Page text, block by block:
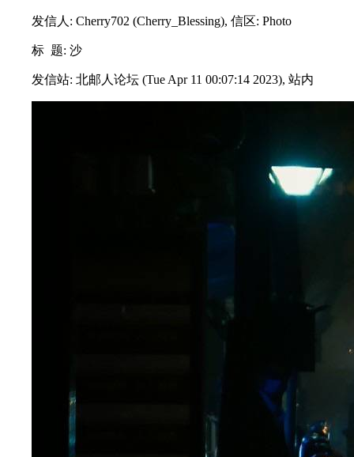
发信人: Cherry702 (Cherry_Blessing), 信区: Photo
标 题: 沙
发信站: 北邮人论坛 (Tue Apr 11 00:07:14 2023), 站内